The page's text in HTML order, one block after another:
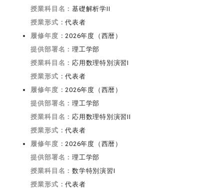
授業科目名：基礎解析学II
授業形式：代表者
履修年度：2026年度（西暦）
提供部署名：理工学部
授業科目名： 応用数理特別演習I
授業形式：代表者
履修年度：2026年度（西暦）
提供部署名：理工学部
授業科目名： 応用数理特別演習II
授業形式：代表者
履修年度：2026年度（西暦）
提供部署名：理工学部
授業科目名：数学特別演習I
授業形式：代表者